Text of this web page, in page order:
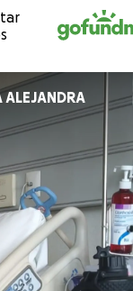
ALEJANDRA